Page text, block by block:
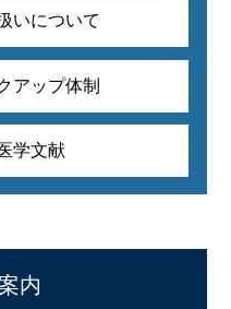
いについて
アップ体制
学文献
内